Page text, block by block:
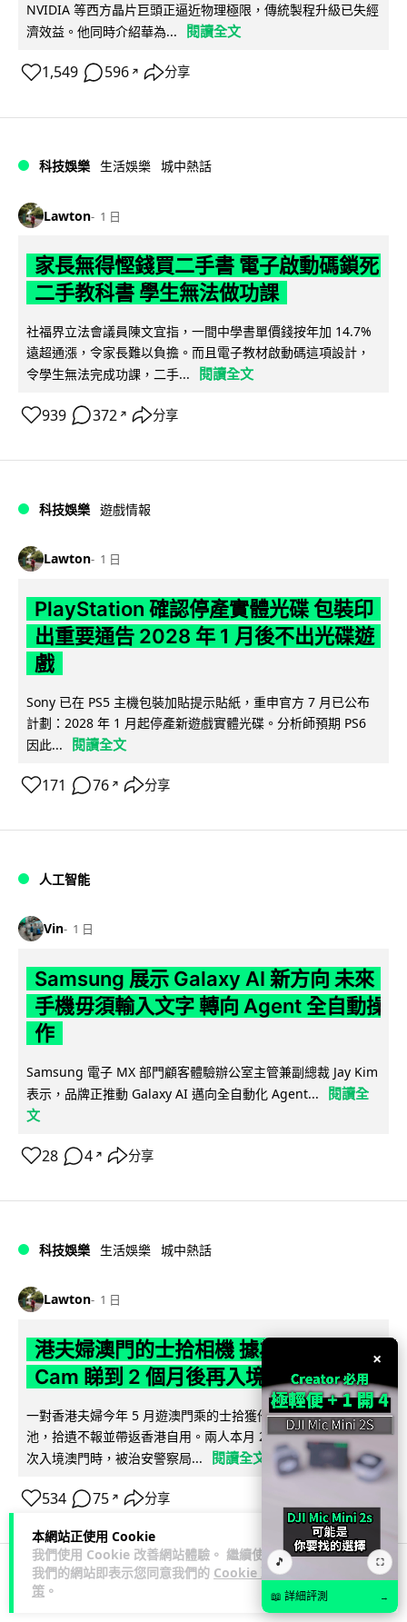
本網站正使用 Cookie
我們使用 Cookie 改善網站體驗。 繼續使用
我們的網站即表示您同意我們的 Cookie 政
策 。
NVIDIA 等西方晶片巨頭正逼近物理極限，傳統製程升級已失經
濟效益。他同時介紹華為...
閱讀全文
1,549 596 ↗ 分享
科技娛樂 生活娛樂 城中熱話
Lawton 1 日
家長無得慳錢買二手書 電子啟動碼鎖死
二手教科書 學生無法做功課
社福界立法會議員陳文宜指，一間中學書單價錢按年加 14.7%
遠超通漲，令家長難以負擔。而且電子教材啟動碼這項設計，
令學生無法完成功課，二手...
閱讀全文
939 372 ↗ 分享
科技娛樂 遊戲情報
Lawton 1 日
PlayStation 確認停產實體光碟 包裝印
出重要通告 2028 年 1 月後不出光碟遊
戲
Sony 已在 PS5 主機包裝加貼提示貼紙，重申官方 7 月已公布
計劃：2028 年 1 月起停產新遊戲實體光碟。分析師預期 PS6
因此...
閱讀全文
171 76 ↗ 分享
人工智能
Vin 1 日
Samsung 展示 Galaxy AI 新方向 未來
手機毋須輸入文字 轉向 Agent 全自動操
作
Samsung 電子 MX 部門顧客體驗辦公室主管兼副總裁 Jay Kim
表示，品牌正推動 Galaxy AI 邁向全自動化 Agent...
閱讀全
文
28 4 ↗ 分享
科技娛樂 生活娛樂 城中熱話
Lawton 1 日
港夫婦澳門的士拾相機 據為己有被的士
Cam 睇到 2 個月後再入境被捕
一對香港夫婦今年 5 月遊澳門乘的士拾獲他人遺留相機及電
池，拾遺不報並帶返香港自用。兩人本月 2 日經港珠澳大橋再
次入境澳門時，被治安警察局...
閱讀全文
534 75 ↗ 分享
3C科技
×
🎵 ⛶
📖 詳細評測 →